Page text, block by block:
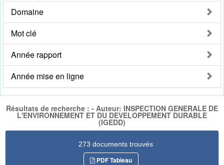
Domaine
Mot clé
Année rapport
Année mise en ligne
Résultats de recherche : - Auteur: INSPECTION GENERALE DE
L'ENVIRONNEMENT ET DU DEVELOPPEMENT DURABLE
(IGEDD)
273 documents trouvés
PDF Tableau